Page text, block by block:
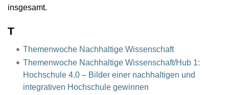
insgesamt.
T
Themenwoche Nachhaltige Wissenschaft
Themenwoche Nachhaltige Wissenschaft/Hub 1:
Hochschule 4.0 – Bilder einer nachhaltigen und
integrativen Hochschule gewinnen